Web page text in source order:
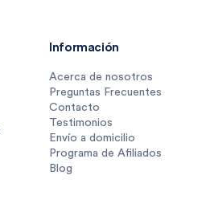
Información
Acerca de nosotros
Preguntas Frecuentes
Contacto
Testimonios
Envío a domicilio
Programa de Afiliados
Blog